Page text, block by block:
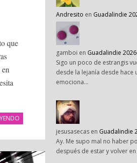
que
Andresito en Guadalindie
gamboi en Guadalindie 2026
Sigo un poco de estrangis
desde la lejanía desde hace
emociona…
jesusasecas en Guadalindie
Ay. Me supo mal no haber
después de estar y volver